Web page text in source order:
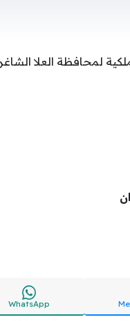
لمحافظة العلا
ان
WhatsApp